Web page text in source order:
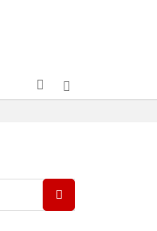
ở Bình Định